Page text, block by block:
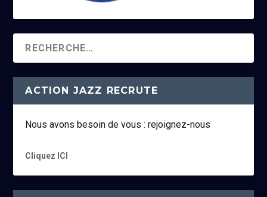
ACTION JAZZ RECRUTE
Nous avons besoin de vous : rejoignez-nous
Cliquez ICI